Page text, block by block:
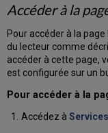
de
de
Accéder à la
Pour accéder à la
du lecteur comme
accéder à cette page,
est configurée sur un
Pour accéder à la
Accédez à